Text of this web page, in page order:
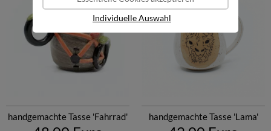
Individuelle Auswahl
handgemachte Tasse 'Fahrrad' handgemachte Tasse 'Lama'